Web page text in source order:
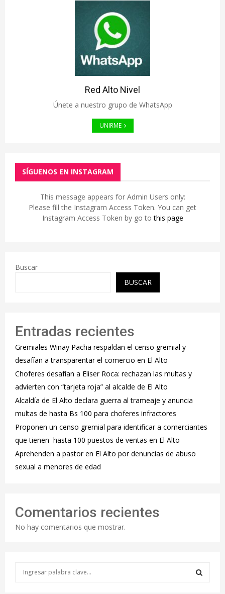
Red Alto Nivel
Únete a nuestro grupo de WhatsApp
UNIRME
SÍGUENOS EN INSTAGRAM
This message appears for Admin Users only:
Please fill the Instagram Access Token. You can get
Instagram Access Token by go tothis page
Buscar
BUSCAR
Entradas recientes
Gremiales Wiñay Pacha respaldan el censo gremial y
desafían a transparentar el comercio en El Alto
Choferes desafían a Eliser Roca: rechazan las multas y
advierten con “tarjeta roja” al alcalde de El Alto
‎Alcaldía de El Alto declara guerra al trameaje y anuncia
multas de hasta Bs 100 para choferes infractores
Proponen un censo gremial para identificar a comerciantes
que tienen hasta 100 puestos de ventas en El Alto
Aprehenden a pastor en El Alto por denuncias de abuso
sexual a menores de edad
Comentarios recientes
No hay comentarios que mostrar.